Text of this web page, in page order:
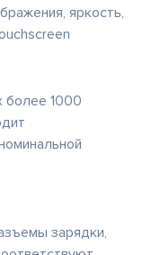
яркость,
более 1000
зарядки,